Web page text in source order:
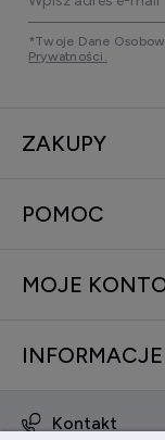
*Twoje Dane
Prywatności.
ZAKUPY
POMOC
MOJE
INFORMACJE
Kontakt